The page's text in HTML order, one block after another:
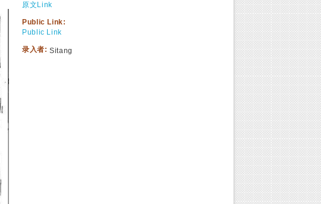
原文Link
Public Link:
Public Link
录入者: Sitang